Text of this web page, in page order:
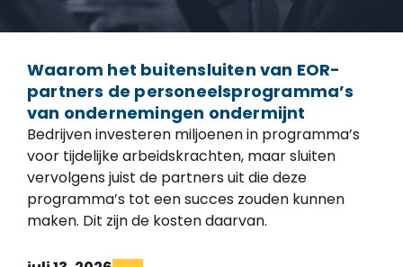
Waarom het buitensluiten van EOR-
partners de personeelsprogramma’s
van ondernemingen ondermijnt
Bedrijven investeren miljoenen in programma’s
voor tijdelijke arbeidskrachten, maar sluiten
vervolgens juist de partners uit die deze
programma’s tot een succes zouden kunnen
maken. Dit zijn de kosten daarvan.